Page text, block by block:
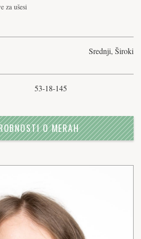
za ušesi
Srednji, Široki
53-18-145
O MERAH